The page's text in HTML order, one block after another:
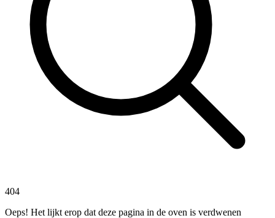
404
Oeps! Het lijkt erop dat deze pagina in de oven is verdwenen